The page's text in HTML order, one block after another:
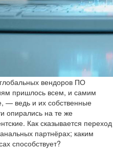
вендоров ПО
пришлось всем, и самим
— ведь и их собственные
опирались на те же
Как сказывается переход
партнёрах; каким
способствует?